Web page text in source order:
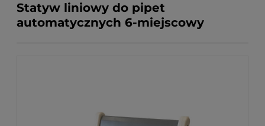
Statyw liniowy do pipet
automatycznych 6-miejscowy